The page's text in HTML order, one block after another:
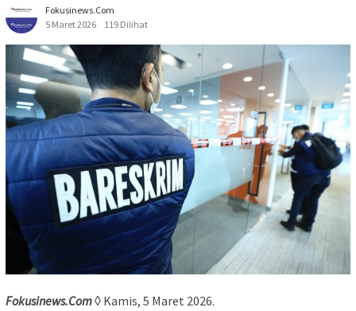
Fokusinews.com
5 Maret 2026
119 Dilihat
Fokusinews.Com◊ Kamis, 5 Maret 2026.